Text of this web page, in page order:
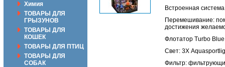
Химия
ТОВАРЫ ДЛЯ
ГРЫЗУНОВ
ТОВАРЫ ДЛЯ
КОШЕК
ТОВАРЫ ДЛЯ ПТИЦ
ТОВАРЫ ДЛЯ
СОБАК
Встроенная
Перемешивание:
достижения
Флотатор Turbo
Свет: 3Х
Фильтр: